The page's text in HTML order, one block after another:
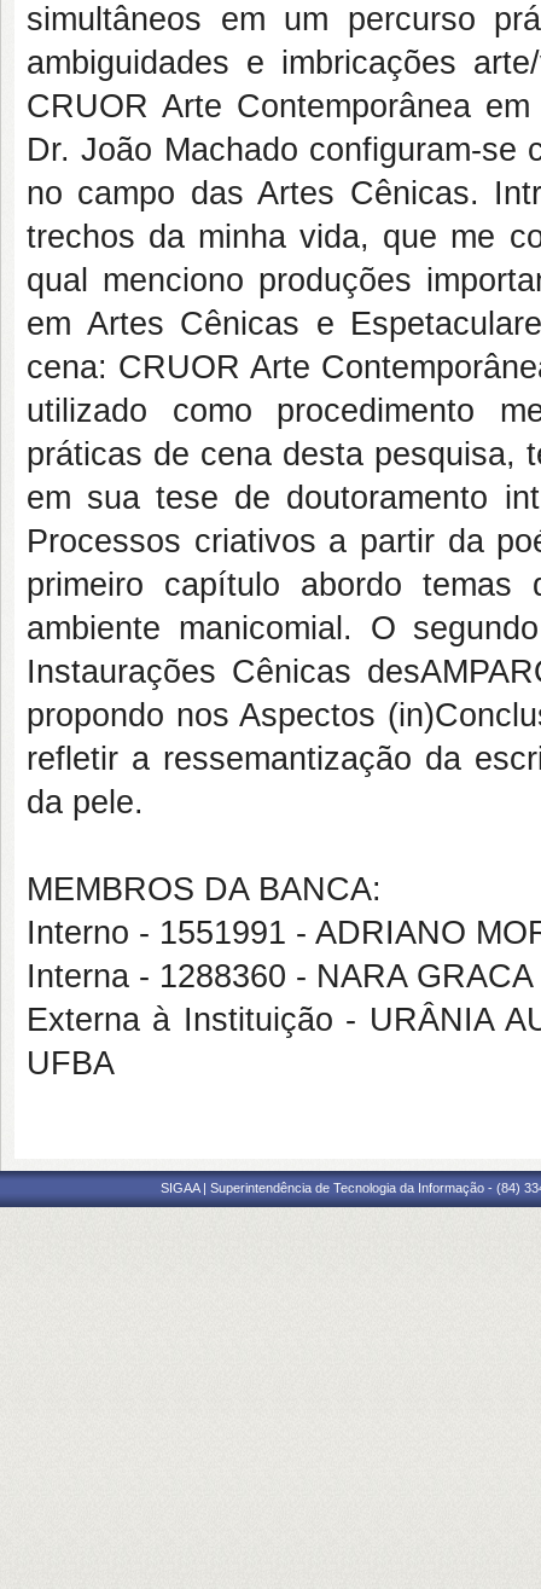
simultâneos em um percurso
ambiguidades e imbricações
CRUOR Arte Contemporânea
Dr. João Machado configuram-
no campo das Artes Cênicas.
trechos da minha vida, que me
qual menciono produções
em Artes Cênicas e
cena: CRUOR Arte
utilizado como procedimento
práticas de cena desta pesquisa,
em sua tese de doutoramento
Processos criativos a partir da
primeiro capítulo abordo
ambiente manicomial. O
Instaurações Cênicas
propondo nos Aspectos
refletir a ressemantização da
da pele.
MEMBROS DA BANCA:
Interno - 1551991 - ADRIANO
Interna - 1288360 - NARA
Externa à Instituição - URÂNIA
UFBA
SIGAA | Superintendência de Tecnologia da Informação - (84)